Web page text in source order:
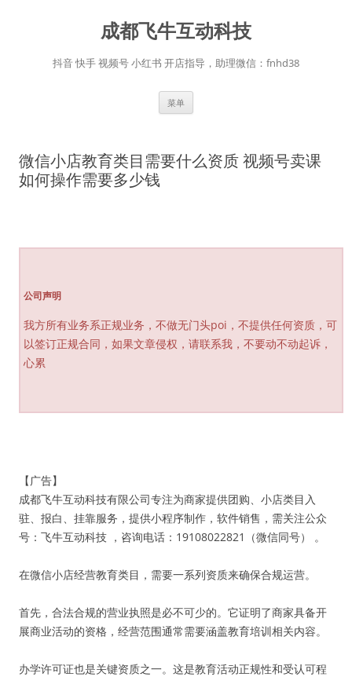
成都飞牛互动科技
抖音 快手 视频号 小红书 开店指导，助理微信：fnhd38
菜单
微信小店教育类目需要什么资质 视频号卖课
如何操作需要多少钱
公司声明
我方所有业务系正规业务，不做无门头poi，不提供任何资质，可
以签订正规合同，如果文章侵权，请联系我，不要动不动起诉，
心累
【广告】
成都飞牛互动科技有限公司专注为商家提供团购、小店类目入
驻、报白、挂靠服务，提供小程序制作，软件销售，需关注公众
号：飞牛互动科技 ，咨询电话：19108022821（微信同号） 。
在微信小店经营教育类目，需要一系列资质来确保合规运营。
首先，合法合规的营业执照是必不可少的。它证明了商家具备开
展商业活动的资格，经营范围通常需要涵盖教育培训相关内容。
办学许可证也是关键资质之一。这是教育活动正规性和受认可程